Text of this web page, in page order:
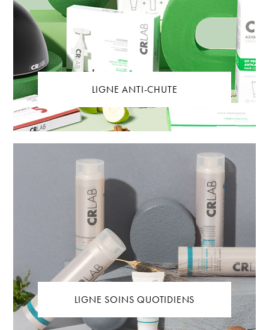
LIGNE ANTI-CHUTE
LIGNE SOINS QUOTIDIENS